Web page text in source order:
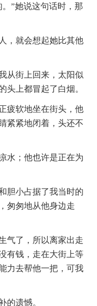
”她说这句话时，那
，就会想起她比其他
从街上回来，太阳似
头上都冒起了白烟。
疲软地坐在街头，他
紧紧地闭着，头还不
水；他也许是正在为
胆小占据了我当时的
匆匆地从他身边走
气了，所以离家出走
有钱，走在大街上等
力去帮他一把，可我
的遗憾。